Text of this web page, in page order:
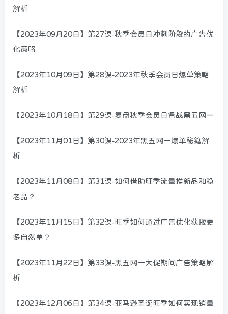
解析
【2023年09月20日】第27课-秋季会员日冲刺阶段的广告优
化策略
【2023年10月09日】第28课-2023年秋季会员日爆单策略
解析
【2023年10月18日】第29课-复盘秋季会员日备战黑五网一
【2023年11月01日】第30课-2023年黑五网一爆单秘籍解
析
【2023年11月08日】第31课-如何借助旺季流量推新品和稳
老品？
【2023年11月15日】第32课-旺季如何通过广告优化获取更
多自然单？
【2023年11月22日】第33课-黑五网一大促期间广告策略解
析
【2023年12月06日】第34课-亚马逊圣诞旺季如何实现销量